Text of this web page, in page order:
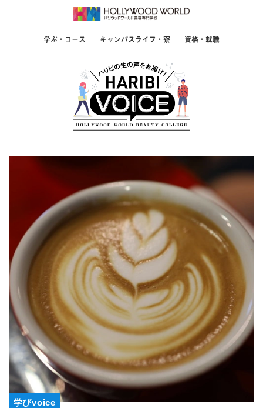
学ぶ・コース キャンパスライフ・寮 資格・就職
学びvoice